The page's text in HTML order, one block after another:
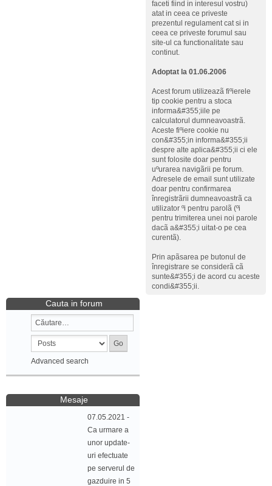
faceti fiind in interesul vostru)
atat in ceea ce priveste
prezentul regulament cat si in
ceea ce priveste forumul sau
site-ul ca functionalitate sau
continut.
Adoptat la 01.06.2006
Acest forum utilizeazã fiºierele
tip cookie pentru a stoca
informa&#355;iile pe
calculatorul dumneavoastrã.
Aceste fiºiere cookie nu
con&#355;in informa&#355;ii
despre alte aplica&#355;ii ci ele
sunt folosite doar pentru
uºurarea navigãrii pe forum.
Adresele de email sunt utilizate
doar pentru confirmarea
înregistrãrii dumneavoastrã ca
utilizator ºi pentru parolã (ºi
pentru trimiterea unei noi parole
dacã a&#355;i uitat-o pe cea
curentã).
Prin apãsarea pe butonul de
înregistrare se considerã cã
sunte&#355;i de acord cu aceste
condi&#355;ii.
Cauta in forum
Advanced search
Mesaje
07.05.2021 -
Ca urmare a
unor update-
uri efectuate
pe serverul de
gazduire in 5